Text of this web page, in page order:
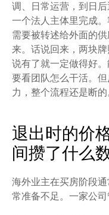
调、日常运营，到日
一个法人主体里完成
需要被转述给外面的
来。话说回来，两块
说有了就一定做得好
要看团队怎么干活。
力，整个流程还是断的
退出时的价
间攒了什么
海外业主在买房阶段
常准备不足。一家公司